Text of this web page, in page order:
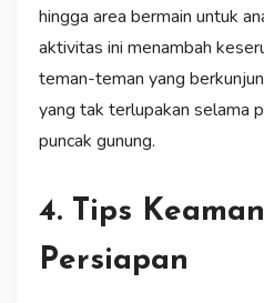
hingga area bermain untuk
aktivitas ini menambah
teman-teman yang
yang tak terlupakan selama
puncak gunung.
4. Tips
Persiapan